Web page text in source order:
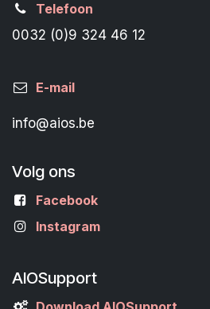
Telefoon
0032 (0)9 324 46 12
E-mail
info@aios.be
Volg ons
Facebook
Instagram
AIOSupport